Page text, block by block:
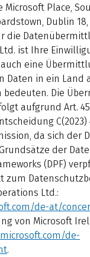
Microsoft Place,
Dublin
die
ist Ihre
auch eine
Daten in ein Land
bedeuten. Die
aufgrund Art. 45
C(2023)
da sich der
der
(DPF)
zum
Ltd.:
de-at/
von Microsoft
de-
.